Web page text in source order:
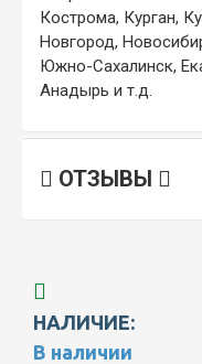
Кострома, Курган,
Новгород,
Южно-Сахалинск,
Анадырь и т.д.
ОТЗЫВЫ
НАЛИЧИЕ:
В наличии